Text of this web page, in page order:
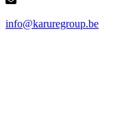
info@karuregroup.be